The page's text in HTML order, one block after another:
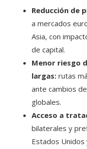
Reducción de
a mercados
Asia, con
de capital.
Menor riesgo
largas: rutas
ante cambios
globales.
Acceso a
bilaterales y
Estados